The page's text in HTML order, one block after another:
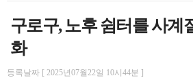
구로구, 노후 쉼터를 사
화
등록날짜 [ 2025년07월22일 10시44분 ]